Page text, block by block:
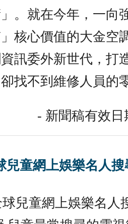
。就在今年，一向
核心價值的大金空
訊委外新世代，打
找不到維修人員的
- 新聞稿有效日
兒童網上娛樂名人搜
兒童網上娛樂名人